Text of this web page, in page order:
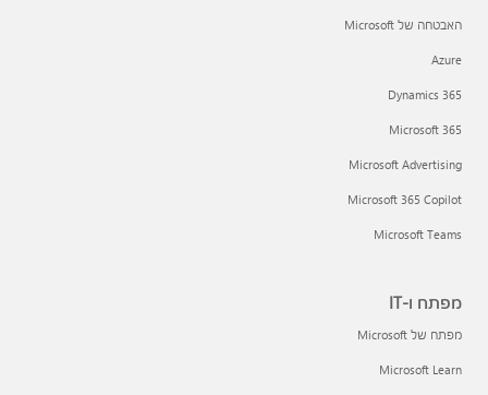
האבטחה של Microsoft
Azure
Dynamics 365
Microsoft 365
Microsoft Advertising
Microsoft 365 Copilot
Microsoft Teams
מפתח ו-IT
מפתח של Microsoft
Microsoft Learn